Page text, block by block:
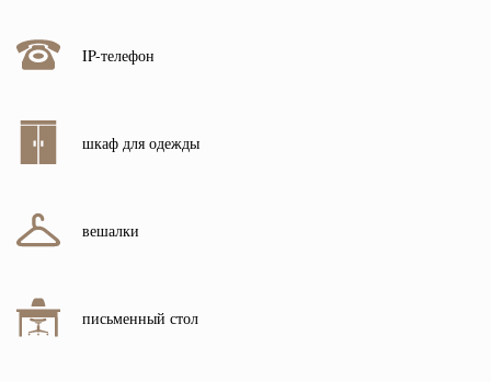
IP-телефон
шкаф для одежды
вешалки
письменный стол